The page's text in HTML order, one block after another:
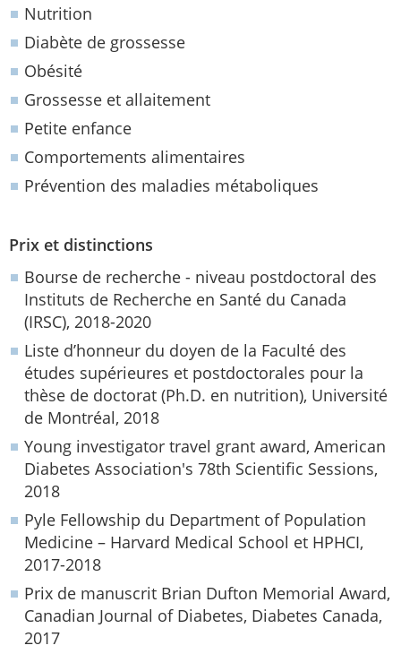
Nutrition
Diabète de grossesse
Obésité
Grossesse et allaitement
Petite enfance
Comportements alimentaires
Prévention des maladies métaboliques
Prix et distinctions
Bourse de recherche - niveau postdoctoral des
Instituts de Recherche en Santé du Canada
(IRSC), 2018-2020
Liste d’honneur du doyen de la Faculté des
études supérieures et postdoctorales pour la
thèse de doctorat (Ph.D. en nutrition), Université
de Montréal, 2018
Young investigator travel grant award, American
Diabetes Association's 78th Scientific Sessions,
2018
Pyle Fellowship du Department of Population
Medicine – Harvard Medical School et HPHCI,
2017-2018
Prix de manuscrit Brian Dufton Memorial Award,
Canadian Journal of Diabetes, Diabetes Canada,
2017